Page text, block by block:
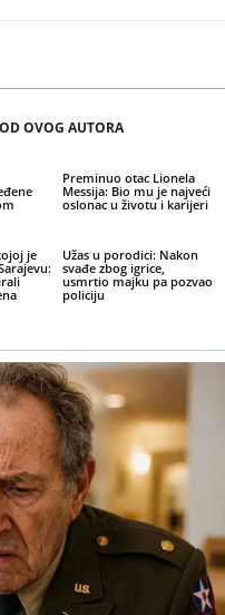
OVOG AUTORA
Preminuo otac Lionela
Messija: Bio mu je najveći
oslonac u životu i karijeri
je
Užas u porodici: Nakon
svađe zbog igrice,
usmrtio majku pa pozvao
policiju